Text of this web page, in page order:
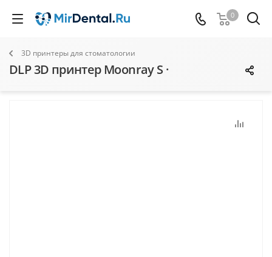
0
3D принтеры для стоматологии
DLP 3D принтер Moonray S ·